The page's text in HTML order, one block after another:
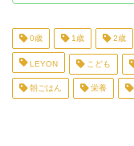
0歳 1歳 2歳
LEYON こども
朝ごはん 栄養